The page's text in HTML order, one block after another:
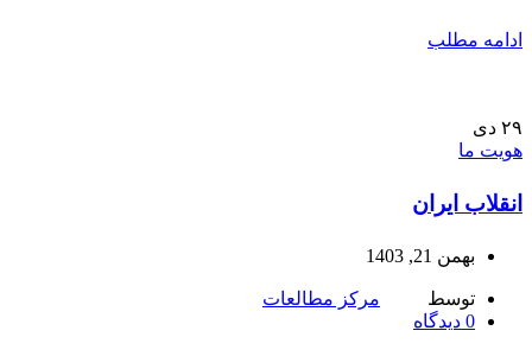
ادامه مطلب
۲۹ دی
هویت ما
انقلاب ایران
بهمن 21, 1403
توسط
مرکز مطالعات
0 دیدگاه